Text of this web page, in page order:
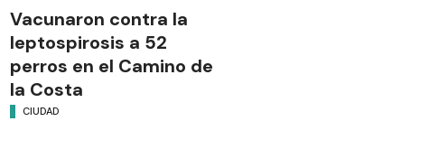
Vacunaron contra la
leptospirosis a 52
perros en el Camino de
la Costa
CIUDAD